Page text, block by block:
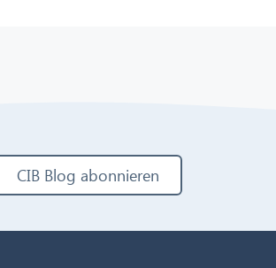
CIB Blog abonnieren